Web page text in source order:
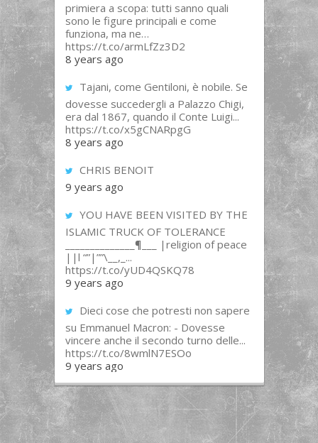
primiera a scopa: tutti sanno quali
sono le figure principali e come
funziona, ma ne…
https://t.co/armLfZz3D2
8 years ago
Tajani, come Gentiloni, è nobile. Se
dovesse succedergli a Palazzo Chigi,
era dal 1867, quando il Conte Luigi...
https://t.co/x5gCNARpgG
8 years ago
CHRIS BENOIT
9 years ago
YOU HAVE BEEN VISITED BY THE
ISLAMIC TRUCK OF TOLERANCE
______________¶___ |religion of peace
||l “”|””\__,_...
https://t.co/yUD4QSKQ78
9 years ago
Dieci cose che potresti non sapere
su Emmanuel Macron: - Dovesse
vincere anche il secondo turno delle...
https://t.co/8wmlN7ESOo
9 years ago